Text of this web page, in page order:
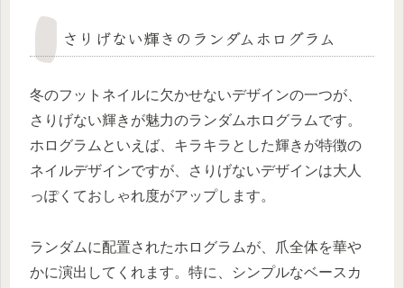
さりげない輝きのランダムホログラム
冬のフットネイルに欠かせないデザインの一つが、
さりげない輝きが魅力のランダムホログラムです。
ホログラムといえば、キラキラとした輝きが特徴の
ネイルデザインですが、さりげないデザインは大人
っぽくておしゃれ度がアップします。
ランダムに配置されたホログラムが、爪全体を華や
かに演出してくれます。特に、シンプルなベースカ